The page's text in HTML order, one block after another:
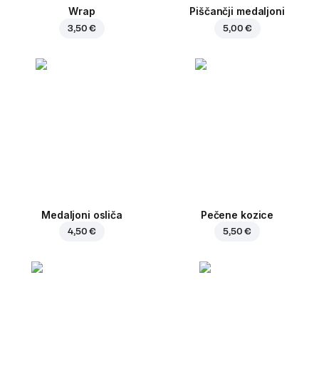
Wrap
3,50 €
Piščančji medaljoni
5,00 €
Medaljoni osliča
4,50 €
Pečene kozice
5,50 €